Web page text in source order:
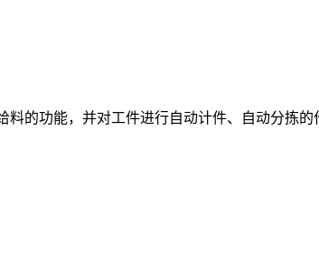
的功能，并对工件进行自动计件、自动分拣